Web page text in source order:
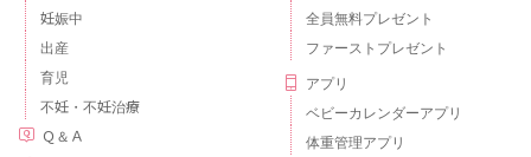
妊娠中
出産
育児
不妊・不妊治療
Ｑ＆Ａ
全員無料プレゼント
ファーストプレゼント
アプリ
ベビーカレンダーアプリ
体重管理アプリ